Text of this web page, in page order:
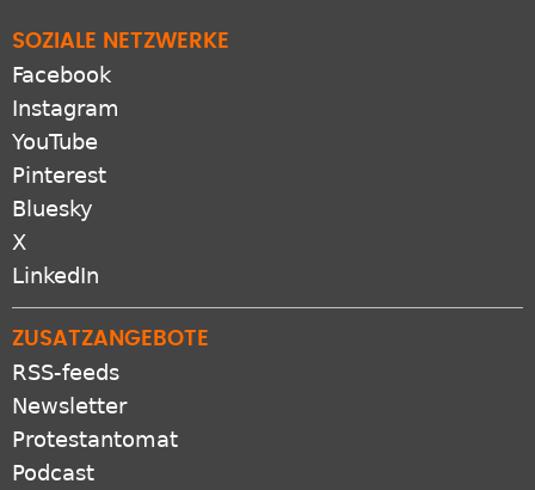
Facebook
Instagram
YouTube
Pinterest
Bluesky
X
LinkedIn
RSS-feeds
Newsletter
Protestantomat
Podcast
Apps